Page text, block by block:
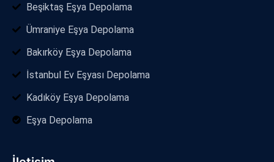
Beşiktaş Eşya Depolama
Ümraniye Eşya Depolama
Bakırköy Eşya Depolama
İstanbul Ev Eşyası Depolama
Kadıköy Eşya Depolama
Eşya Depolama